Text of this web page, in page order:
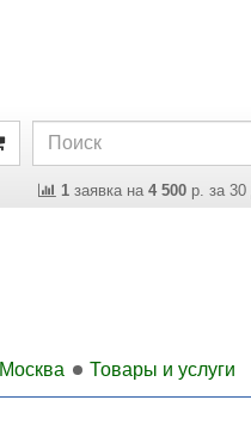
1заявка на 4 500р. за 30
Москва Товары и услуги